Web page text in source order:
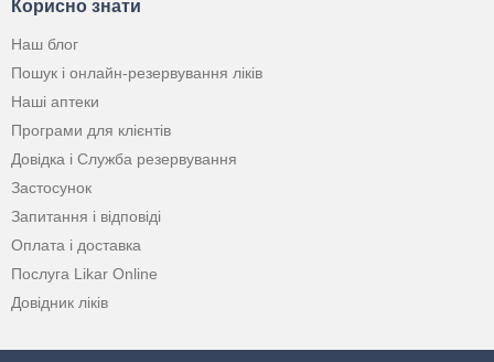
Корисно знати
Наш блог
Пошук і онлайн-резервування ліків
Наші аптеки
Програми для клієнтів
Довідка і Служба резервування
Застосунок
Запитання і відповіді
Оплата і доставка
Послуга Likar Online
Довідник ліків